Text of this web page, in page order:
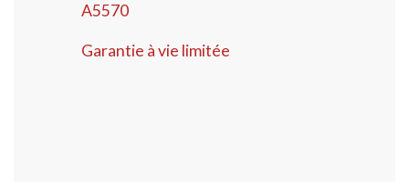
A5570
Garantie à vie limitée